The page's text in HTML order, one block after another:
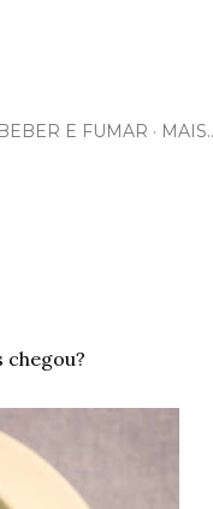
E FUMAR
chegou?